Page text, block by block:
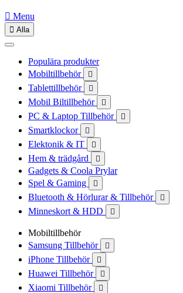
 Menu
 Alla
Populära produkter
Mobiltillbehör

Tablettillbehör 
Mobil Biltillbehör 
PC & Laptop Tillbehör 
Smartklockor 
Elektonik & IT 
Hem & trädgård 
Gadgets & Coola Prylar
Spel & Gaming

Bluetooth & Hörlurar & Tillbehör 
Minneskort & HDD 
Mobiltillbehör
Samsung Tillbehör

iPhone Tillbehör 
Huawei Tillbehör 
Xiaomi Tillbehör 